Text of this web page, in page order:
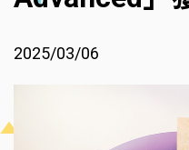
2025/03/06